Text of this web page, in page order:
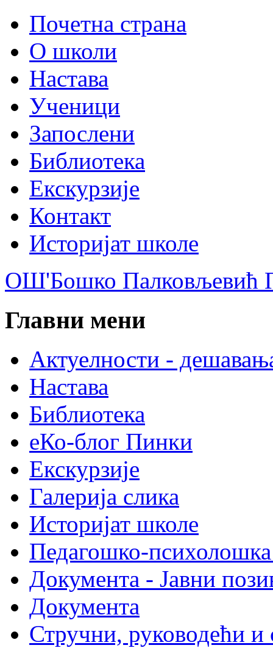
Почетна страна
О школи
Настава
Ученици
Запослени
Библиотека
Екскурзије
Контакт
Историјат школе
ОШ'Бошко Палковљевић
Главни мени
Актуелности -
Настава
Библиотека
еКо-блог Пинки
Екскурзије
Галерија слика
Историјат школе
Педагошко-психолошка
Документа - Јавни
Документа
Стручни, руководећи и